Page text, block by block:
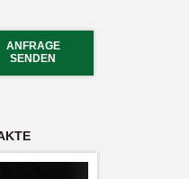
ANFRAGE
SENDEN